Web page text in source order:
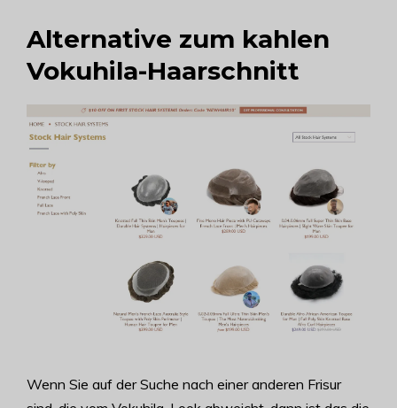
Alternative zum kahlen
Vokuhila-Haarschnitt
Wenn Sie auf der Suche nach einer anderen Frisur